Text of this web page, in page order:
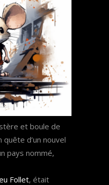
et boule de
d’un nouvel
pays nommé,
Follet, était